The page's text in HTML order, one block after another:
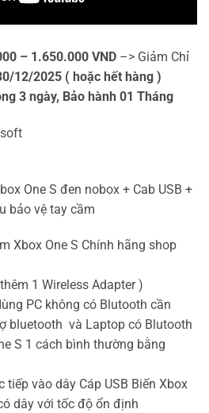
– 1.650.000 VND –> Giảm Chỉ
12/2025 ( hoặc hết hàng )
3 ngày, Bảo hành 01 Tháng
One S đen nobox + Cab USB +
bảo vệ tay cầm
Xbox One S Chính hãng shop
1 Wireless Adapter )
PC không có Blutooth cần
bluetooth và Laptop có Blutooth
S 1 cách bình thường bằng
tiếp vào dây Cáp USB Biến Xbox
dây với tốc độ ổn định